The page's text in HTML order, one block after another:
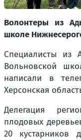
Волонтеры из
школе
Специалисты из
Вольновской
написали в
Херсонская
Делегация
плодовых
20 кустарников